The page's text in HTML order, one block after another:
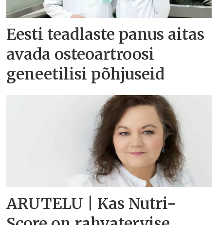
Eesti teadlaste panus aitas
avada osteoartroosi
geneetilisi põhjuseid
ARUTELU | Kas Nutri-